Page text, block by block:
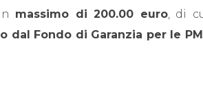
massimo di 200.00 euro, di
Fondo di Garanzia per le PMI